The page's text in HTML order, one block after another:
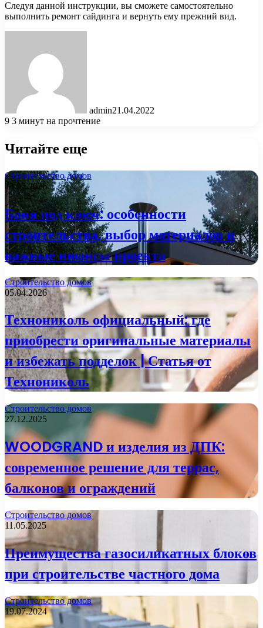
Следуя данной инструкции, вы сможете самостоятельно
выполнить ремонт сайдинга и вернуть ему прежний вид.
admin21.04.2022
9 3 минут на прочтение
Читайте еще
Строительство домов
13.05.2026
Баня под ключ: особенности
строительства, выбор материалов и
важные нюансы проекта
Строительство домов
05.04.2026
Технониколь официальный: где
приобрести оригинальные материалы
и избежать подделок | Статья от
Технониколь
Строительство домов
27.12.2025
WOODGRAND и изделия из ДПК:
современное решение для террас,
балконов и ограждений
Строительство домов
11.05.2025
Преимущества газосиликатных блоков
при строительстве частного дома
Строительство домов
19.07.2024